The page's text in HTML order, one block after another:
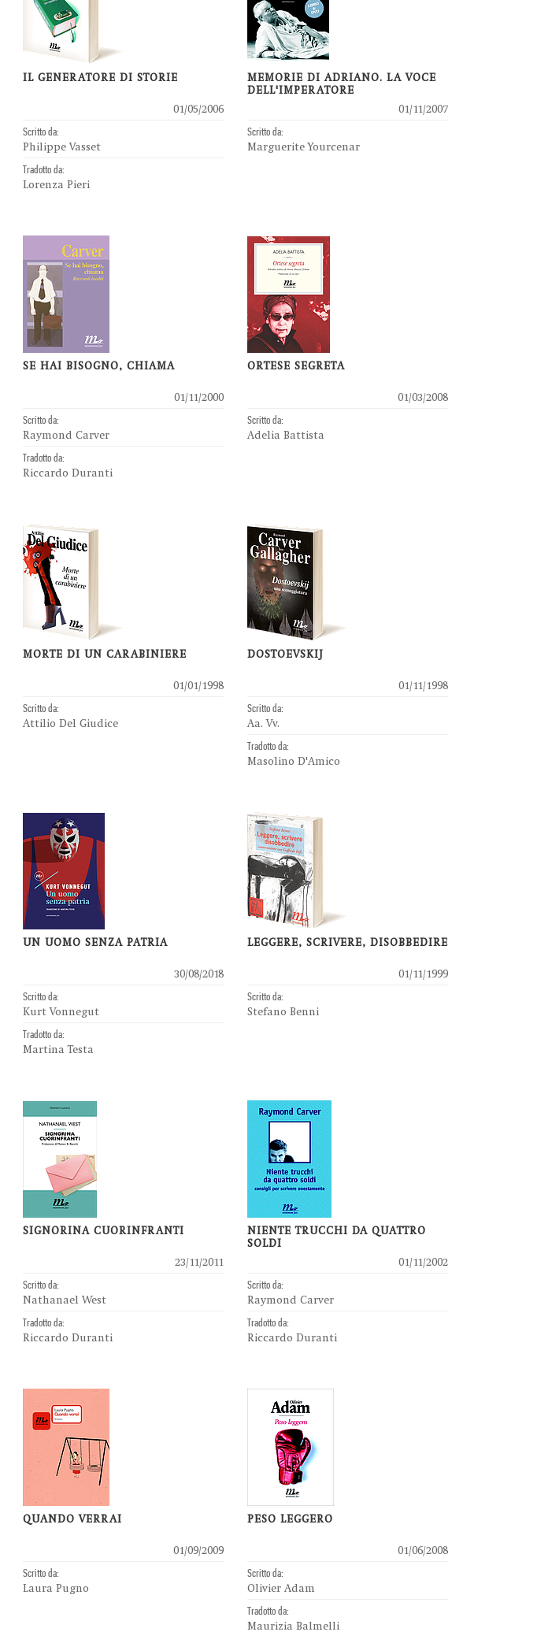
IL GENERATORE DI STORIE
01/05/2006
Scritto da:
Philippe Vasset
Tradotto da:
Lorenza Pieri
MEMORIE DI ADRIANO. LA VOCE
DELL'IMPERATORE
01/11/2007
Scritto da:
Marguerite Yourcenar
SE HAI BISOGNO, CHIAMA
01/11/2000
Scritto da:
Raymond Carver
Tradotto da:
Riccardo Duranti
ORTESE SEGRETA
01/03/2008
Scritto da:
Adelia Battista
MORTE DI UN CARABINIERE
01/01/1998
Scritto da:
Attilio Del Giudice
DOSTOEVSKIJ
01/11/1998
Scritto da:
Aa. Vv.
Tradotto da:
Masolino D'Amico
UN UOMO SENZA PATRIA
30/08/2018
Scritto da:
Kurt Vonnegut
Tradotto da:
Martina Testa
LEGGERE, SCRIVERE, DISOBBEDIRE
01/11/1999
Scritto da:
Stefano Benni
SIGNORINA CUORINFRANTI
23/11/2011
Scritto da:
Nathanael West
Tradotto da:
Riccardo Duranti
NIENTE TRUCCHI DA QUATTRO
SOLDI
01/11/2002
Scritto da:
Raymond Carver
Tradotto da:
Riccardo Duranti
QUANDO VERRAI
01/09/2009
Scritto da:
Laura Pugno
PESO LEGGERO
01/06/2008
Scritto da:
Olivier Adam
Tradotto da:
Maurizia Balmelli